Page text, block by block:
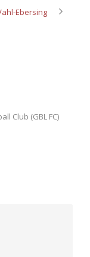
Ebersing
Club (GBL FC)